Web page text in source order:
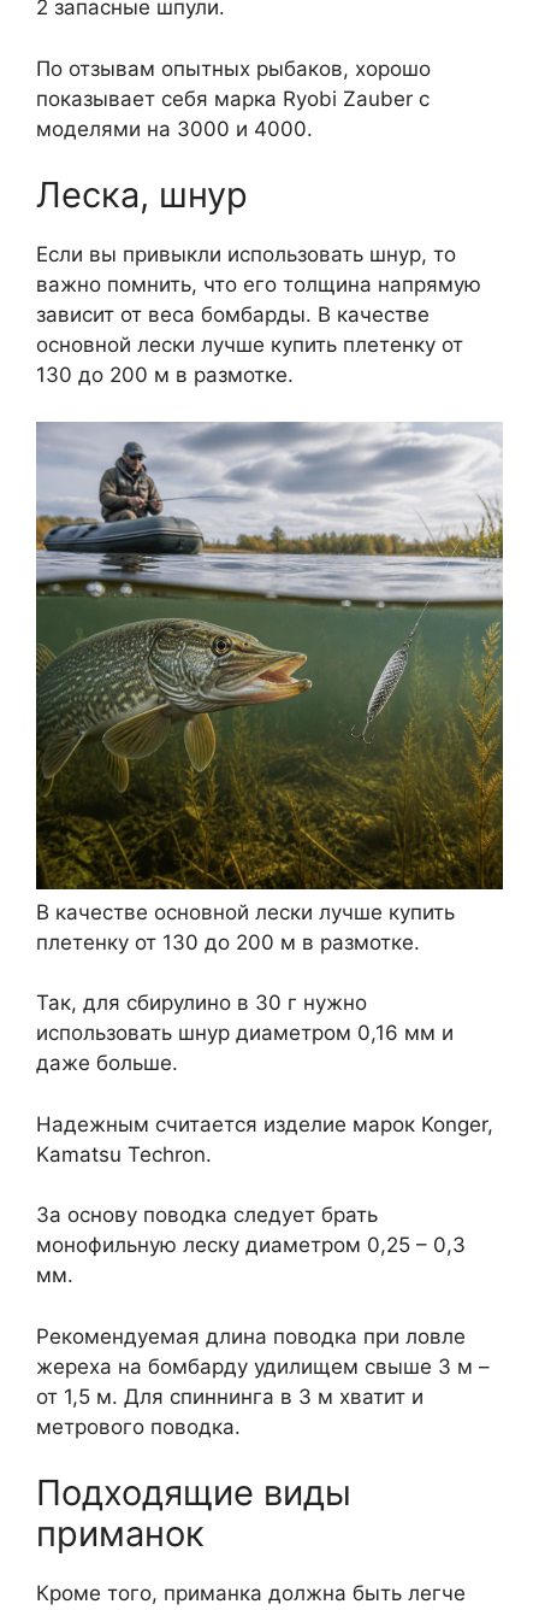
2 запасные шпули.
По отзывам опытных рыбаков, хорошо
показывает себя марка Ryobi Zauber с
моделями на 3000 и 4000.
Леска, шнур
Если вы привыкли использовать шнур, то
важно помнить, что его толщина напрямую
зависит от веса бомбарды. В качестве
основной лески лучше купить плетенку от
130 до 200 м в размотке.
В качестве основной лески лучше купить
плетенку от 130 до 200 м в размотке.
Так, для сбирулино в 30 г нужно
использовать шнур диаметром 0,16 мм и
даже больше.
Надежным считается изделие марок Konger,
Kamatsu Techron.
За основу поводка следует брать
монофильную леску диаметром 0,25 – 0,3
мм.
Рекомендуемая длина поводка при ловле
жереха на бомбарду удилищем свыше 3 м –
от 1,5 м. Для спиннинга в 3 м хватит и
метрового поводка.
Подходящие виды
приманок
Кроме того, приманка должна быть легче